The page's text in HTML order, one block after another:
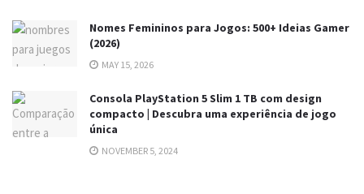
Nomes Femininos para Jogos: 500+ Ideias Gamer
(2026)
MAY 15, 2026
Consola PlayStation 5 Slim 1 TB com design
compacto | Descubra uma experiência de jogo
única
NOVEMBER 5, 2024